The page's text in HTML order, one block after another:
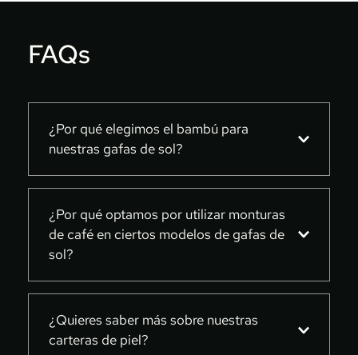
FAQs
¿Por qué elegimos el bambú para
nuestras gafas de sol?
En Uneven, optamos por el bambú para
nuestras gafas de sol debido a su
combinación excepcional de durabilidad,
ligereza y sostenibilidad. El bambú es un
recurso renovable que se cultiva
energía en su producción en comparación
con otros materiales. Además, su aspecto
¿Por qué optamos por utilizar monturas
de café en ciertos modelos de gafas de
sol?
En Uneven, nos comprometemos con la
innovación y la sostenibilidad. Es por eso
que incorporamos monturas de café
¿Quieres saber más sobre nuestras
carteras de piel?